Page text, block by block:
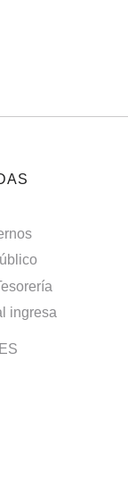
ingresa